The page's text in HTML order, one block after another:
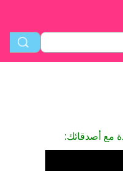
مع أصدقائك: